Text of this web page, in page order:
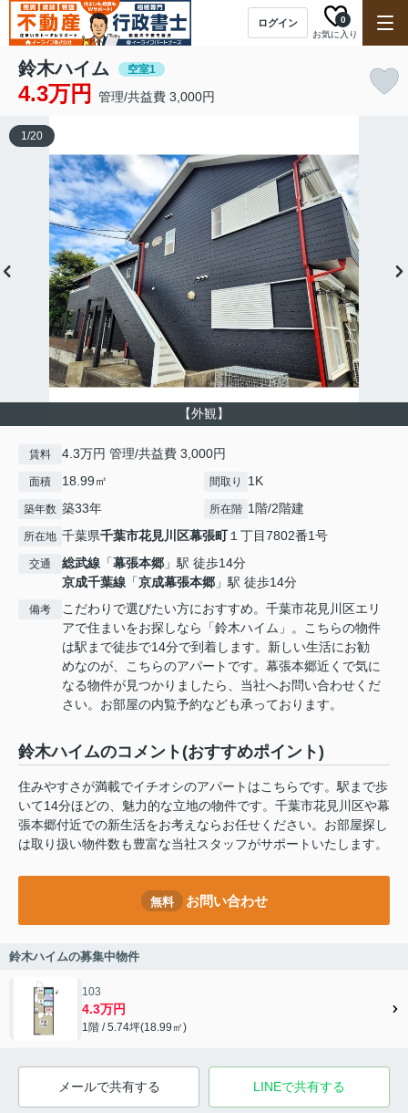
ログイン
お気に入り
0
鈴木ハイム 空室1
4.3万円 管理/共益費 3,000円
【外観】
1/20
賃料 4.3万円 管理/共益費 3,000円
面積 18.99㎡ 間取り 1K
築年数 築33年 所在階 1階/2階建
所在地 千葉県千葉市花見川区幕張町１丁目7802番1号
交通 総武線 「幕張本郷 」駅 徒歩14分
京成千葉線 「京成幕張本郷 」駅 徒歩14分
備考
こだわりで選びたい方におすすめ。千葉市花見川区エリ
アで住まいをお探しなら「鈴木ハイム」。こちらの物件
は駅まで徒歩で14分で到着します。新しい生活にお勧
めなのが、こちらのアパートです。幕張本郷近くで気に
なる物件が見つかりましたら、当社へお問い合わせくだ
さい。お部屋の内覧予約なども承っております。
鈴木ハイムのコメント(おすすめポイント)
住みやすさが満載でイチオシのアパートはこちらです。駅まで歩
いて14分ほどの、魅力的な立地の物件です。千葉市花見川区や幕
張本郷付近での新生活をお考えならお任せください。お部屋探し
は取り扱い物件数も豊富な当社スタッフがサポートいたします。
無料 お問い合わせ
鈴木ハイムの募集中物件
103
4.3万円
1階 / 5.74坪(18.99㎡)
メールで共有する LINEで共有する